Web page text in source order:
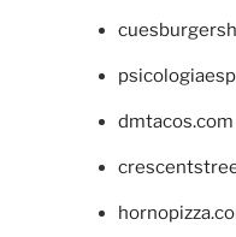
dmtacos.com